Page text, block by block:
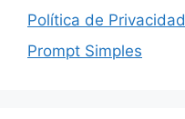
Política de Privacidad
Prompt Simples